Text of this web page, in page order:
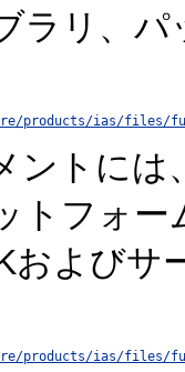
ラリ、
products/ias/files/
ントに
トフォ
およびサ
products/ias/